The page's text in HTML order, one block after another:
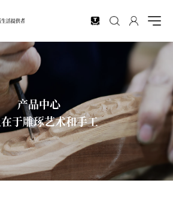
生活提供者
产品中心
于雕琢艺术和手工